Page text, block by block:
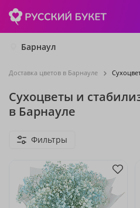
Барнаул
Доставка цветов в Барнауле
Сухоцветы и
в Барнауле
Фильтры